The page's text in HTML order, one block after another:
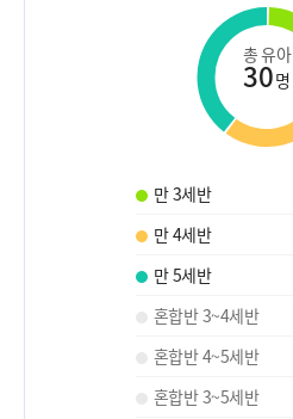
총 유아
30명
만 3세반
만 4세반
만 5세반
혼합반 3~4세반
혼합반 4~5세반
혼합반 3~5세반